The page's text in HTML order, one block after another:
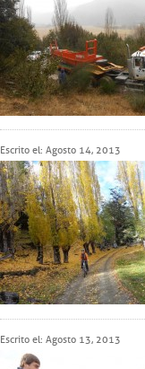
Escrito el: Agosto 14, 2013
Escrito el: Agosto 13, 2013